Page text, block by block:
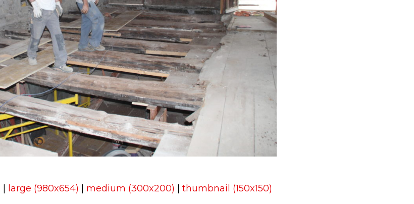
| large (980x654) | medium (300x200) | thumbnail (150x150)